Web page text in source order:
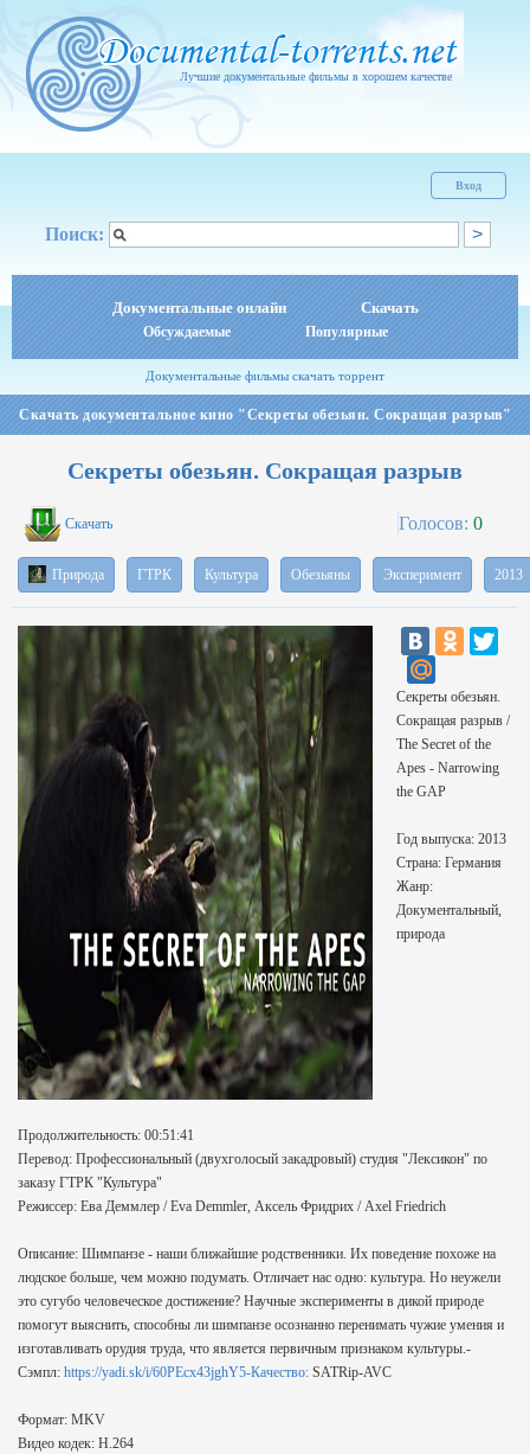
Лучшие документальные фильмы в хорошем качестве
Вход
Поиск:
Документальные онлайн Скачать
Обсуждаемые Популярные
Документальные фильмы скачать торрент
Скачать документальное кино "Секреты обезьян. Сокращая разрыв"
Секреты обезьян. Сокращая разрыв
Скачать Голосов: 0
Природа ГТРК Культура Обезьяны Эксперимент 2013
Секреты обезьян.
Сокращая разрыв /
The Secret of the
Apes - Narrowing
the GAP
Год выпуска: 2013
Страна: Германия
Жанр:
Документальный,
природа
Продолжительность: 00:51:41
Перевод: Профессиональный (двухголосый закадровый) студия "Лексикон" по
заказу ГТРК "Культура"
Режиссер: Ева Деммлер / Eva Demmler, Аксель Фридрих / Axel Friedrich
Описание: Шимпанзе - наши ближайшие родственники. Их поведение похоже на
людское больше, чем можно подумать. Отличает нас одно: культура. Но неужели
это сугубо человеческое достижение? Научные эксперименты в дикой природе
помогут выяснить, способны ли шимпанзе осознанно перенимать чужие умения и
изготавливать орудия труда, что является первичным признаком культуры.-
Сэмпл: https://yadi.sk/i/60PEcx43jghY5-Качество: SATRip-AVC
Формат: MKV
Видео кодек: H.264